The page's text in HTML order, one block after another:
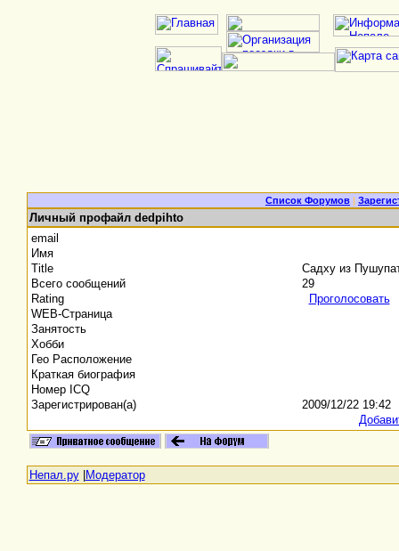
Список Форумов |
Личный профайл dedpihto
email
Имя
Title
Садху из
Всего сообщений
29
Rating
Проголосовать
WEB-Страница
Занятость
Хобби
Гео Расположение
Краткая биография
Номер ICQ
Зарегистрирован(а)
2009/12/22 19:42
Непал.ру| Модератор